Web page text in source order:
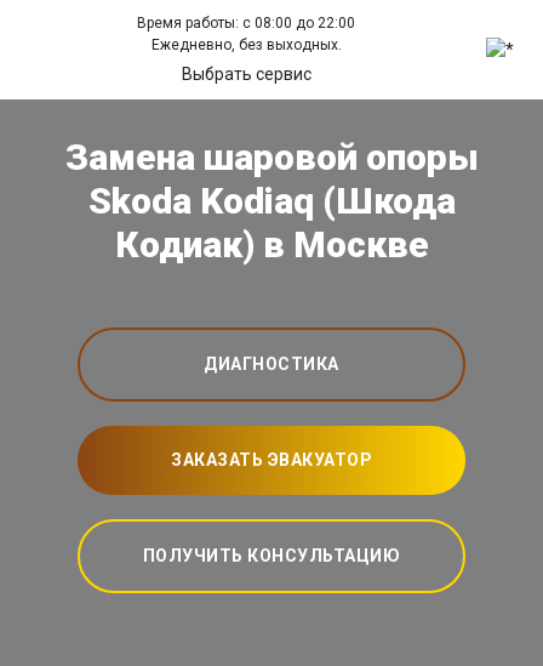
Время работы: с 08:00 до 22:00
Ежедневно, без выходных.
Выбрать сервис
Замена шаровой опоры
Skoda Kodiaq (Шкода
Кодиак) в Москве
ДИАГНОСТИКА
ЗАКАЗАТЬ ЭВАКУАТОР
ПОЛУЧИТЬ КОНСУЛЬТАЦИЮ